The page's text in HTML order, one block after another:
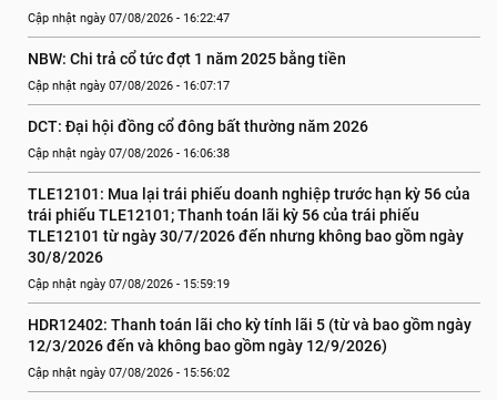
Cập nhật ngày 07/08/2026 - 16:22:47
NBW: Chi trả cổ tức đợt 1 năm 2025 bằng tiền
Cập nhật ngày 07/08/2026 - 16:07:17
DCT: Đại hội đồng cổ đông bất thường năm 2026
Cập nhật ngày 07/08/2026 - 16:06:38
TLE12101: Mua lại trái phiếu doanh nghiệp trước hạn kỳ 56 của
trái phiếu TLE12101; Thanh toán lãi kỳ 56 của trái phiếu
TLE12101 từ ngày 30/7/2026 đến nhưng không bao gồm ngày
30/8/2026
Cập nhật ngày 07/08/2026 - 15:59:19
HDR12402: Thanh toán lãi cho kỳ tính lãi 5 (từ và bao gồm ngày
12/3/2026 đến và không bao gồm ngày 12/9/2026)
Cập nhật ngày 07/08/2026 - 15:56:02